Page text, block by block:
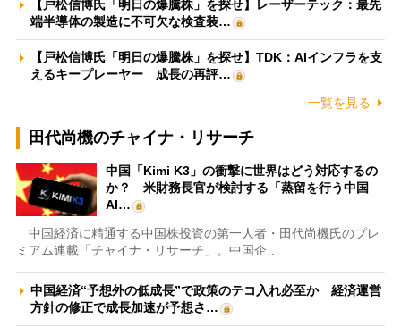
【戸松信博氏「明日の爆騰株」を探せ】レーザーテック：最先
端半導体の製造に不可欠な検査装…
【戸松信博氏「明日の爆騰株」を探せ】TDK：AIインフラを支
えるキープレーヤー 成長の再評…
一覧を見る
田代尚機のチャイナ・リサーチ
中国「Kimi K3」の衝撃に世界はどう対応するの
か？ 米財務長官が検討する「蒸留を行う中国
AI…
中国経済に精通する中国株投資の第一人者・田代尚機氏のプレ
ミアム連載「チャイナ・リサーチ」。中国企…
中国経済“予想外の低成長”で政策のテコ入れ必至か 経済運営
方針の修正で成長加速が予想さ…